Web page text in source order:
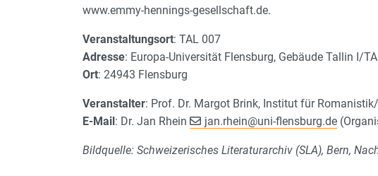
www.emmy-hennings-gesellschaft.de.
Veranstaltungsort: TAL 007
Adresse: Europa-Universität Flensburg, Gebäude Tallin I/
Ort: 24943 Flensburg
Veranstalter: Prof. Dr. Margot Brink, Institut für
E-Mail: Dr. Jan Rhein jan.rhein@uni-flensburg.de
Bildquelle: Schweizerisches Literaturarchiv (SLA), Bern,